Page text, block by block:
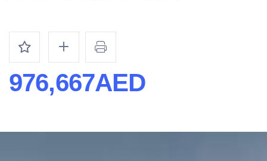
976,667AED